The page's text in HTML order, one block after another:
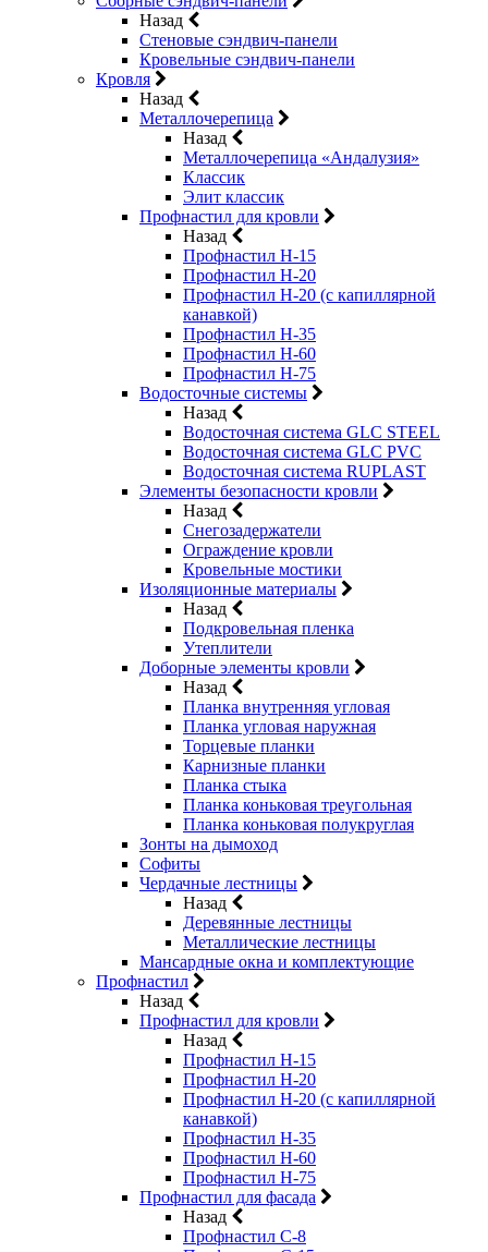
Назад
Стеновые сэндвич-панели
Кровельные сэндвич-панели
Кровля
Назад
Металлочерепица
Назад
Металлочерепица «Андалузия»
Классик
Элит классик
Профнастил для кровли
Назад
Профнастил Н-15
Профнастил Н-20
Профнастил Н-20 (с капиллярной
канавкой)
Профнастил Н-35
Профнастил Н-60
Профнастил Н-75
Водосточные системы
Назад
Водосточная система GLC STEEL
Водосточная система GLC PVC
Водосточная система RUPLAST
Элементы безопасности кровли
Назад
Снегозадержатели
Ограждение кровли
Кровельные мостики
Изоляционные материалы
Назад
Подкровельная пленка
Утеплители
Доборные элементы кровли
Назад
Планка внутренняя угловая
Планка угловая наружная
Торцевые планки
Карнизные планки
Планка стыка
Планка коньковая треугольная
Планка коньковая полукруглая
Зонты на дымоход
Софиты
Чердачные лестницы
Назад
Деревянные лестницы
Металлические лестницы
Мансардные окна и комплектующие
Профнастил
Назад
Профнастил для кровли
Назад
Профнастил Н-15
Профнастил Н-20
Профнастил Н-20 (с капиллярной
канавкой)
Профнастил Н-35
Профнастил Н-60
Профнастил Н-75
Профнастил для фасада
Назад
Профнастил С-8